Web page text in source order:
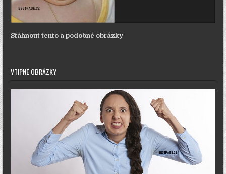
Stáhnout tento a podobné obrázky
VTIPNÉ OBRÁZKY